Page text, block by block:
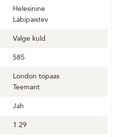
Helesinine
Läbipaistev
Valge kuld
585
London topaas
Teemant
Jah
1.29